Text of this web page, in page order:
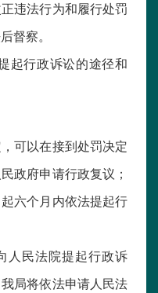
违法行为和履行处罚
督察。
起行政诉讼的途径和
可以在接到处罚决定
政府申请行政复议；
六个月内依法提起行
人民法院提起行政诉
局将依法申请人民法